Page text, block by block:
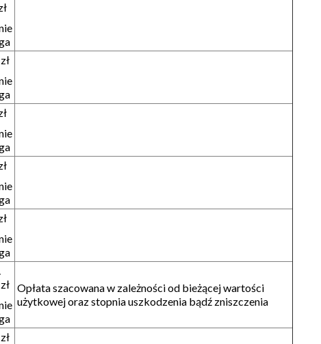
Opłata szacowana w zależności od bieżącej wartości
użytkowej oraz stopnia uszkodzenia bądź zniszczenia